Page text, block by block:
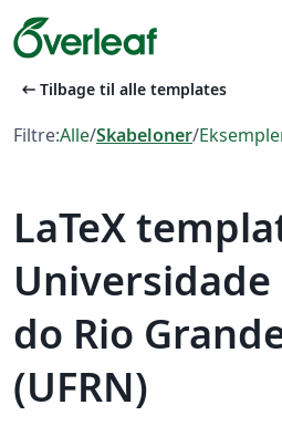
arrow_left_alt Tilbage til alle templates
Filtre:Alle/Skabeloner/
LaTeX
Universidade
do Rio
(UFRN)